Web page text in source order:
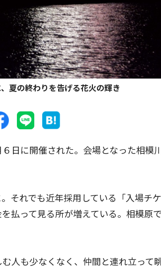
夏の終わりを告げる花火の輝き
日に開催された。会場となった相模
それでも近年採用している「入場チ
払って見る所が増えている。相模原
人も少なくなく、仲間と連れ立って